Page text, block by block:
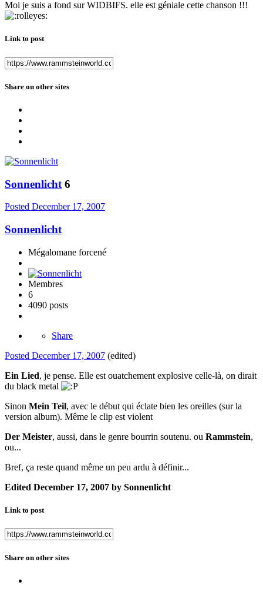
Moi je suis a fond sur WIDBIFS. elle est géniale cette chanson !!!
Link to post
Share on other sites
Sonnenlicht 6
Posted December 17, 2007
Sonnenlicht
Mégalomane forcené
Membres
6
4090 posts
Share
Posted December 17, 2007 (edited)
Ein Lied, je pense. Elle est ouatchement explosive celle-là, on dirait
du black metal
Sinon Mein Teil, avec le début qui éclate bien les oreilles (sur la
version album). Même le clip est violent
Der Meister, aussi, dans le genre bourrin soutenu. ou Rammstein,
ou...
Bref, ça reste quand même un peu ardu à définir...
Edited December 17, 2007 by Sonnenlicht
Link to post
Share on other sites